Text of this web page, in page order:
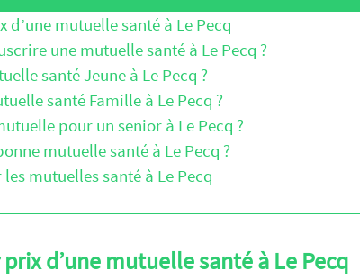
mutuelle santé à Le Pecq
une mutuelle santé à Le Pecq ?
santé Jeune à Le Pecq ?
santé Famille à Le Pecq ?
pour un senior à Le Pecq ?
mutuelle santé à Le Pecq ?
mutuelles santé à Le Pecq
d’une mutuelle santé à Le Pecq